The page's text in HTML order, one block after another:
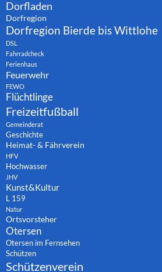
Dorfladen
Dorfregion
Dorfregion Bierde bis Wittlohe
DSL
Fahrradcheck
Ferienhaus
Feuerwehr
FEWO
Flüchtlinge
Freizeitfußball
Gemeinderat
Geschichte
Heimat- & Fährverein
HFV
Hochwasser
JHV
Kunst&Kultur
L 159
Natur
Ortsvorsteher
Otersen
Otersen im Fernsehen
Schützen
Schützenverein